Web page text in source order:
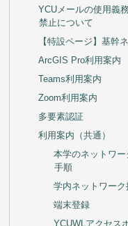
YCUメールの使用義
禁止について
【特設ページ】基幹
ArcGIS Pro利用案内
Teams利用案内
Zoom利用案内
多要素認証
利用案内（共通）
本学のネットワ
手順
学内ネットワー
端末登録
YCUWLアクセス